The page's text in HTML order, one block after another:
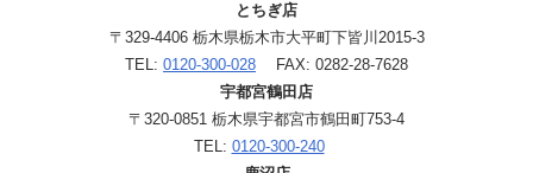
とちぎ店
〒329-4406 栃木県栃木市大平町下皆川2015-3
TEL: 0120-300-028 FAX: 0282-28-7628
宇都宮鶴田店
〒320-0851 栃木県宇都宮市鶴田町753-4
TEL: 0120-300-240